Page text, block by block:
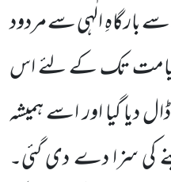
بارگاہِ الٰہی سے مردود
قیامت تک کے لئے اس
دیا گیا اور اسے ہمیشہ
کی سزا دے دی گئی۔